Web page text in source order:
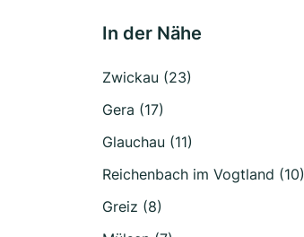
In der Nähe
Zwickau (23)
Gera (17)
Glauchau (11)
Reichenbach im Vogtland (10)
Greiz (8)